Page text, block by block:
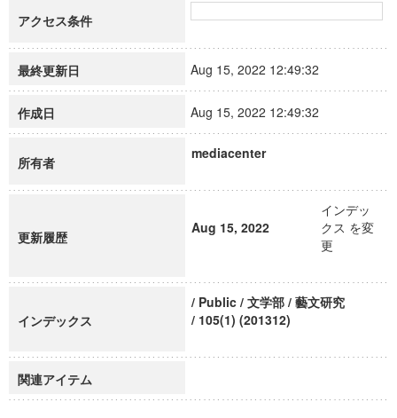
アクセス条件
最終更新日 Aug 15, 2022 12:49:32
作成日 Aug 15, 2022 12:49:32
所有者
mediacenter
更新履歴
Aug 15, 2022
インデッ
クス を変
更
インデックス
/ Public / 文学部 / 藝文研究
/ 105(1) (201312)
関連アイテム